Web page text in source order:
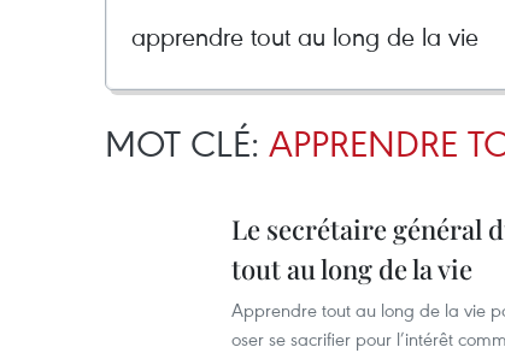
MOT CLÉ: APPRENDRE
Le secrétaire général
tout au long de la vie
Apprendre tout au long de la vie
oser se sacrifier pour l’intérêt